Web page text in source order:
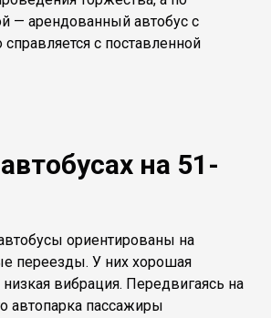
— арендованный автобус с
с поставленной
на 51-
ориентированы на
переезды. У них хорошая
вибрация. Передвигаясь на
автопарка пассажиры